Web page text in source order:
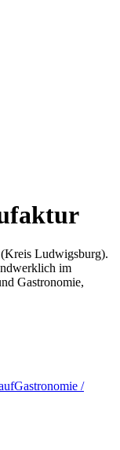
Ludwigsburg).
im
Gastronomie,
Gastronomie /